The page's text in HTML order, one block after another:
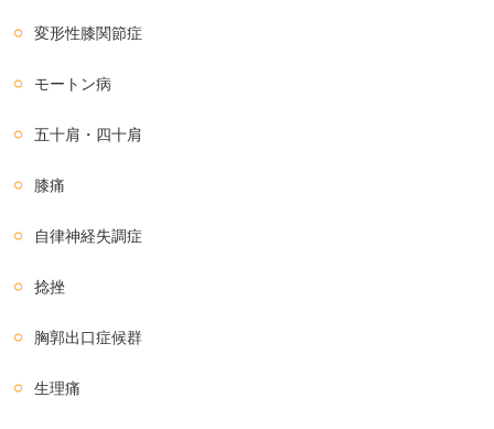
変形性膝関節症
モートン病
五十肩・四十肩
膝痛
自律神経失調症
捻挫
胸郭出口症候群
生理痛